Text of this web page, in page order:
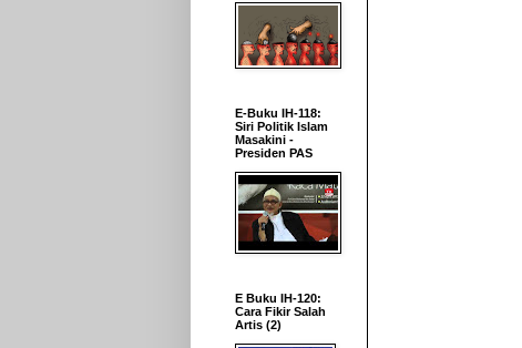
E-Buku IH-118:
Siri Politik Islam
Masakini -
Presiden PAS
E Buku IH-120:
Cara Fikir Salah
Artis (2)